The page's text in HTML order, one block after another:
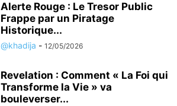
Alerte Rouge : Le Tresor Public
Frappe par un Piratage
Historique...
@khadija - 12/05/2026
Revelation : Comment « La Foi qui
Transforme la Vie » va
bouleverser...